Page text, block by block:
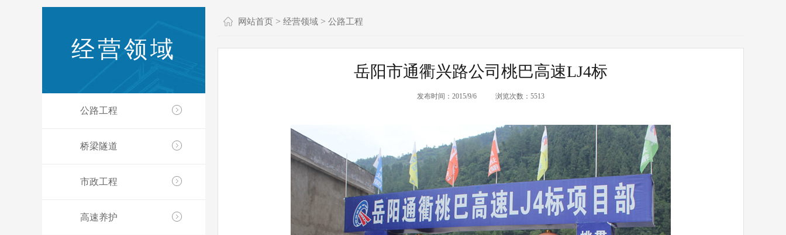
经营领域
公路工程
桥梁隧道
市政工程
高速养护
网站首页 > 经营领域 > 公路工程
岳阳市通衢兴路公司桃巴高速LJ4标
发布时间：2015/9/6 浏览次数：5513